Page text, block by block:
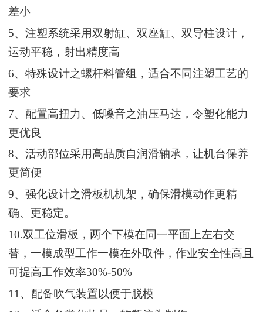
差小
5、注塑系统采用双射缸、双座缸、双导柱设计，
运动平稳，射出精度高
6、特殊设计之螺杆料管组，适合不同注塑工艺的
要求
7、配置高扭力、低嗓音之油压马达，令塑化能力
更优良
8、活动部位采用高品质自润滑轴承，让机台保养
更简便
9、强化设计之滑板机机架，确保滑模动作更精
确、更稳定。
10.双工位滑板，两个下模在同一平面上左右交
替，一模成型工作一模在外取件，作业安全性高且
可提高工作效率30%-50%
11 、配备吹气装置以便于脱模